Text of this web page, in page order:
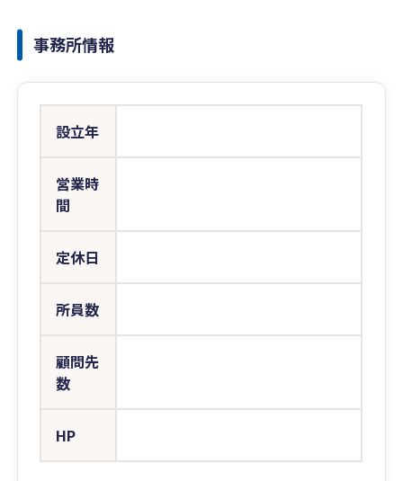
事務所情報
設立年
営業時
間
定休日
所員数
顧問先
数
HP